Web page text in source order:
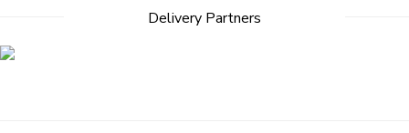
Delivery Partners